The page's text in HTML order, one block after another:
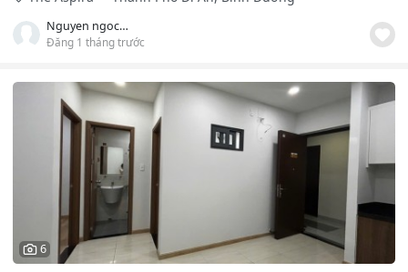
Nguyen ngoc hien
Đăng 1 tháng trước
6